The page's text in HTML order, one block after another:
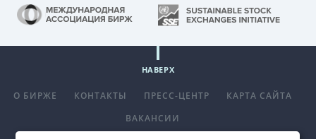
О БИРЖЕ КОНТАКТЫ ПРЕСС-ЦЕНТР
КАРТА САЙТА
ВАКАНСИИ
НАВЕРХ